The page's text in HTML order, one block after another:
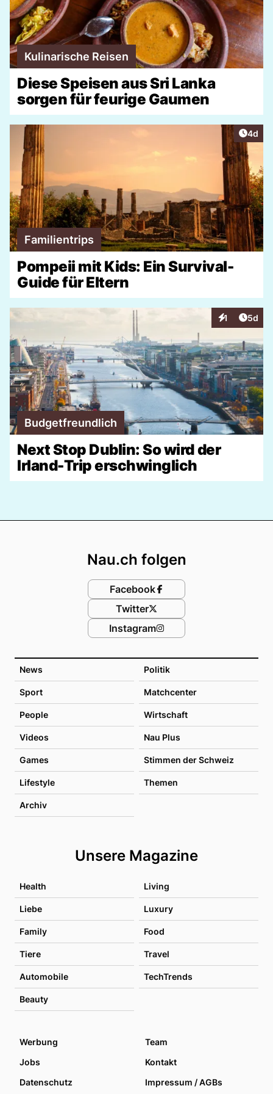
Kulinarische Reisen
Diese Speisen aus Sri Lanka
sorgen für feurige Gaumen
4d
Familientrips
Pompeii mit Kids: Ein Survival-
Guide für Eltern
1
Interaktionen
5d
Budgetfreundlich
Next Stop Dublin: So wird der
Irland-Trip erschwinglich
News Politik
Sport Matchcenter
People Wirtschaft
Videos Nau Plus
Games Stimmen der Schweiz
Lifestyle Themen
Archiv
Unsere Magazine
Health Living
Liebe Luxury
Family Food
Tiere Travel
Automobile TechTrends
Beauty
Nau.ch folgen
Facebook
Twitter
Instagram
Werbung
Team
Jobs
Kontakt
Datenschutz
Impressum / AGBs